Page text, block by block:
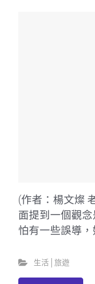
(作者：楊文燦
面提到一個觀
怕有一些誤導，
生活│旅遊